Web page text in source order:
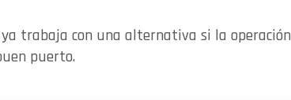
ya trabaja con una alternativa si la operación
puerto.